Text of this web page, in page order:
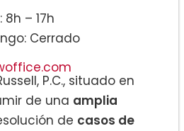
8h – 17h
Cerrado
P.C., situado en
de una amplia
de casos de